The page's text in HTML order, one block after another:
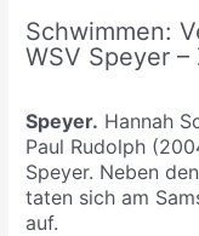
Schwimmen:
WSV Speyer
Speyer. Hannah
Paul Rudolph
Speyer. Neben
taten sich am
auf.